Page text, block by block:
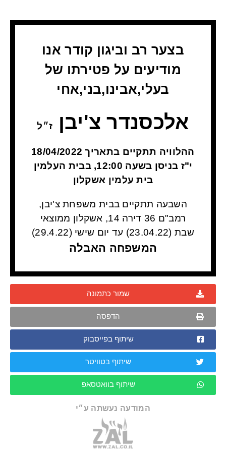
בצער רב וביגון קודר אנו
מודיעים על פטירתו של
בעלי,אבינו,בני,אחי
אלכסנדר צ'יבן ז״ל
ההלוויה תתקיים בתאריך 18/04/2022
י"ז בניסן בשעה 12:00, בבית העלמין
בית עלמין אשקלון
השבעה תתקיים בבית משפחת צ'יבן,
רמב"ם 36 דירה 14, אשקלון
ממוצאי
שבת (23.04.22) עד יום שישי (29.4.22)
המשפחה האבלה
שמור כתמונה
הדפסה
שיתוף בפייסבוק
שיתוף בטוויטר
שיתוף בוואטסאפ
המודעה נעשתה ע״י